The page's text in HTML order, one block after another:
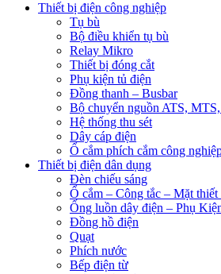
Thiết bị điện công nghiệp
Tụ bù
Bộ điều khiển tụ bù
Relay Mikro
Thiết bị đóng cắt
Phụ kiện tủ điện
Đồng thanh – Busbar
Bộ chuyển nguồn ATS,
Hệ thống thu sét
Dây cáp điện
Ổ cắm phích cắm công
Thiết bị điện dân dụng
Đèn chiếu sáng
Ổ cắm – Công tắc – Mặt thiết
Ống luồn dây điện – Phụ
Đồng hồ điện
Quạt
Phích nước
Bếp điện từ